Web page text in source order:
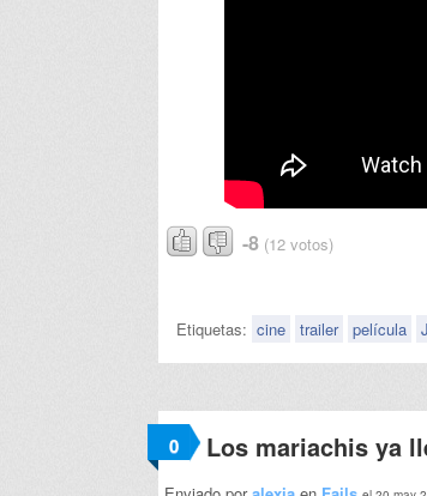
-8 (12 votos)
Etiquetas: cine trailer película
0 Los mariachis ya